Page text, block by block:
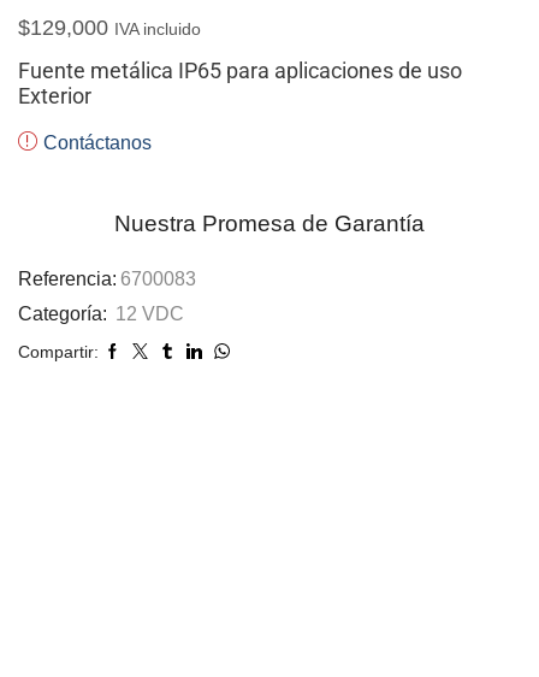
$129,000 IVA incluido
Fuente metálica IP65 para aplicaciones de uso
Exterior
Contáctanos
Nuestra Promesa de Garantía
Referencia: 6700083
Categoría: 12 VDC
Compartir: